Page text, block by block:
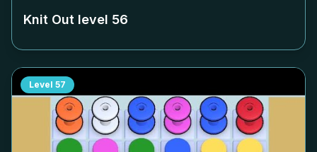
Knit Out level 56
Level 57